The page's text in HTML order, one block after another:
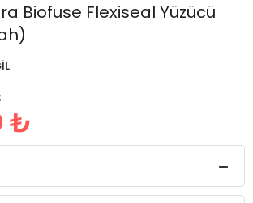
Biofuse Flexiseal Yüzücü
₺